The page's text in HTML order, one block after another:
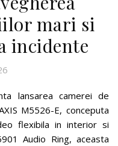
mari si
incidente
lansarea camerei de
M5526-E, conceputa
flexibila in interior si
Audio Ring, aceasta